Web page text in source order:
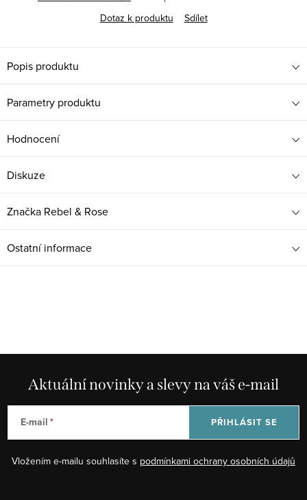
Dotaz k produktu
Sdílet
Popis produktu
Parametry produktu
Hodnocení
Diskuze
Značka Rebel & Rose
Ostatní informace
Aktuální novinky a slevy na váš e-mail
E-mail
Vložením e-mailu souhlasíte s podmínkami ochrany osobních údajů
PŘIHLÁSIT SE